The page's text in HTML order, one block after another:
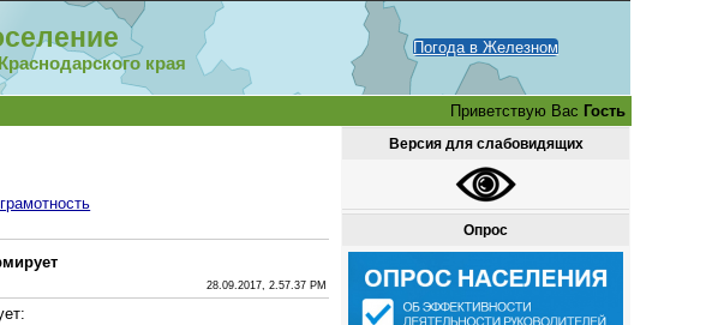
края
Погода в Железном
Приветствую Вас Гость
28.09.2017, 2.57.37 PM
Версия для слабовидящих
Опрос